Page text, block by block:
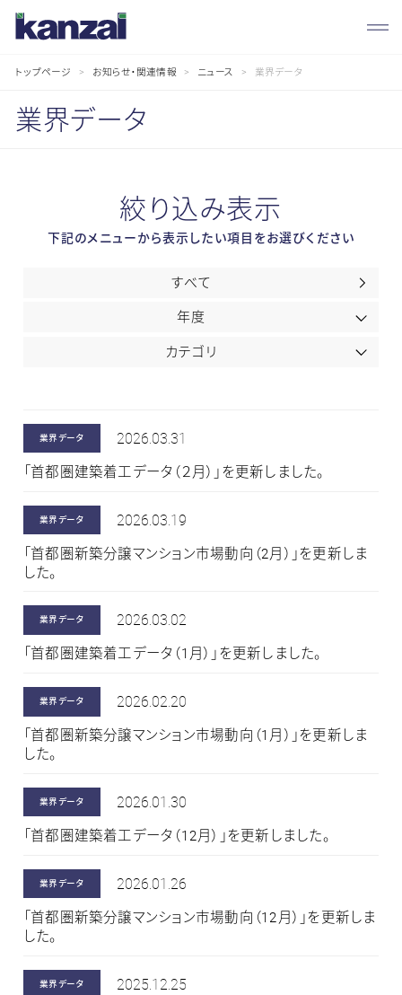
トップページ お知らせ・関連情報 ニュース 業界データ
お
知
ら
業界データ
絞り込み表示
下記のメニューから表示したい項目をお選びください
すべて
年度
カテゴリ
業界データ 2026.03.31
「首都圏建築着工データ（２月）」を更新しました。
業界データ 2026.03.19
「首都圏新築分譲マンション市場動向（2月）」を更新しま
した。
業界データ 2026.03.02
「首都圏建築着工データ（1月）」を更新しました。
業界データ 2026.02.20
「首都圏新築分譲マンション市場動向（1月）」を更新しま
した。
業界データ 2026.01.30
「首都圏建築着工データ（12月）」を更新しました。
業界データ 2026.01.26
「首都圏新築分譲マンション市場動向（12月）」を更新しま
した。
業界データ 2025.12.25